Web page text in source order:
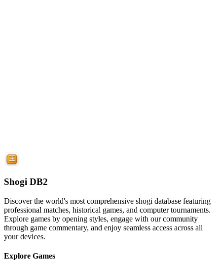
Shogi DB2
Discover the world's most comprehensive shogi database featuring
professional matches, historical games, and computer tournaments.
Explore games by opening styles, engage with our community
through game commentary, and enjoy seamless access across all
your devices.
Explore Games